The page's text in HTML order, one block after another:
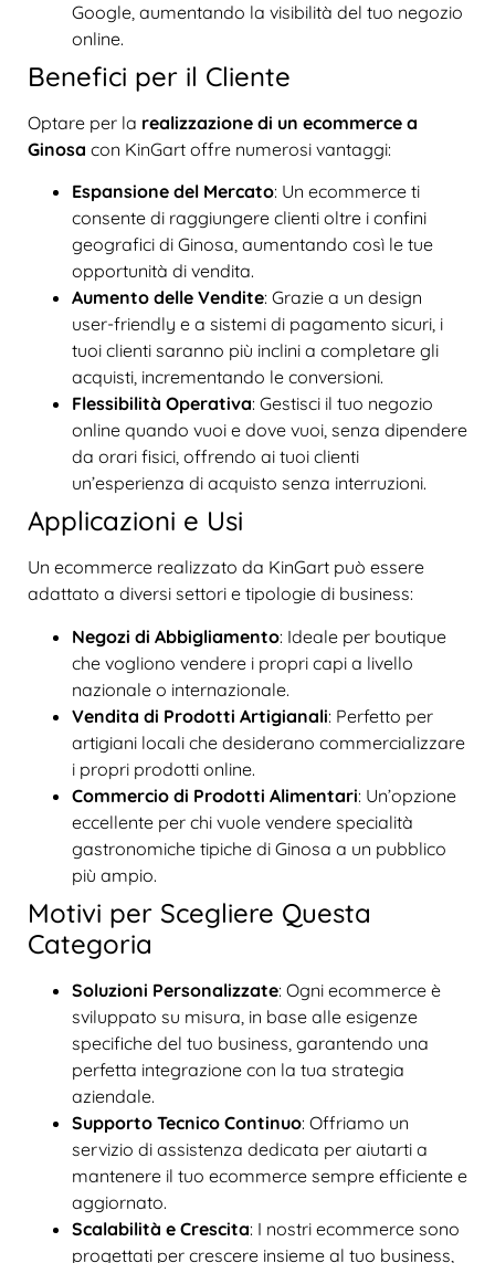
Google, aumentando la visibilità del tuo negozio
online.
Benefici per il Cliente
Optare per la realizzazione di un ecommerce a
Ginosa con KinGart offre numerosi vantaggi:
Espansione del Mercato: Un ecommerce ti
consente di raggiungere clienti oltre i confini
geografici di Ginosa, aumentando così le tue
opportunità di vendita.
Aumento delle Vendite: Grazie a un design
user-friendly e a sistemi di pagamento sicuri, i
tuoi clienti saranno più inclini a completare gli
acquisti, incrementando le conversioni.
Flessibilità Operativa: Gestisci il tuo negozio
online quando vuoi e dove vuoi, senza dipendere
da orari fisici, offrendo ai tuoi clienti
un’esperienza di acquisto senza interruzioni.
Applicazioni e Usi
Un ecommerce realizzato da KinGart può essere
adattato a diversi settori e tipologie di business:
Negozi di Abbigliamento: Ideale per boutique
che vogliono vendere i propri capi a livello
nazionale o internazionale.
Vendita di Prodotti Artigianali: Perfetto per
artigiani locali che desiderano commercializzare
i propri prodotti online.
Commercio di Prodotti Alimentari: Un’opzione
eccellente per chi vuole vendere specialità
gastronomiche tipiche di Ginosa a un pubblico
più ampio.
Motivi per Scegliere Questa
Categoria
Soluzioni Personalizzate: Ogni ecommerce è
sviluppato su misura, in base alle esigenze
specifiche del tuo business, garantendo una
perfetta integrazione con la tua strategia
aziendale.
Supporto Tecnico Continuo: Offriamo un
servizio di assistenza dedicata per aiutarti a
mantenere il tuo ecommerce sempre efficiente e
aggiornato.
Scalabilità e Crescita: I nostri ecommerce sono
progettati per crescere insieme al tuo business,